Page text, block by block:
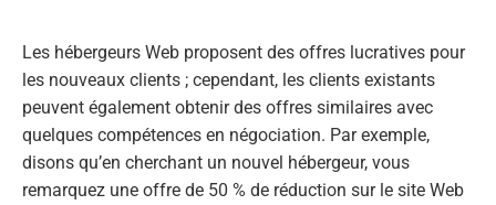
Les hébergeurs Web proposent des offres lucratives pour
les nouveaux clients ; cependant, les clients existants
peuvent également obtenir des offres similaires avec
quelques compétences en négociation. Par exemple,
disons qu’en cherchant un nouvel hébergeur, vous
remarquez une offre de 50 % de réduction sur le site Web